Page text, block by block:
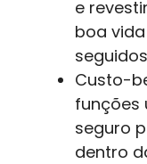
e
boa
Custo-
funções
seguro
dentro